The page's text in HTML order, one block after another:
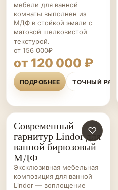
мебели для ванной
комнаты выполнен из
МДФ в стойкой эмали с
матовой шелковистой
текстурой.
от 156 000₽
от 120 000 ₽
ПОДРОБНЕЕ ТОЧНЫЙ
МЕБЕЛЬ ДЛЯ
ВАННОЙ НА ЗАКАЗ
♡
Современный
гарнитур Lindor для
ванной бирюзовый
МДФ
Эксклюзивная мебельная
композиция для ванной
Lindor — воплощение